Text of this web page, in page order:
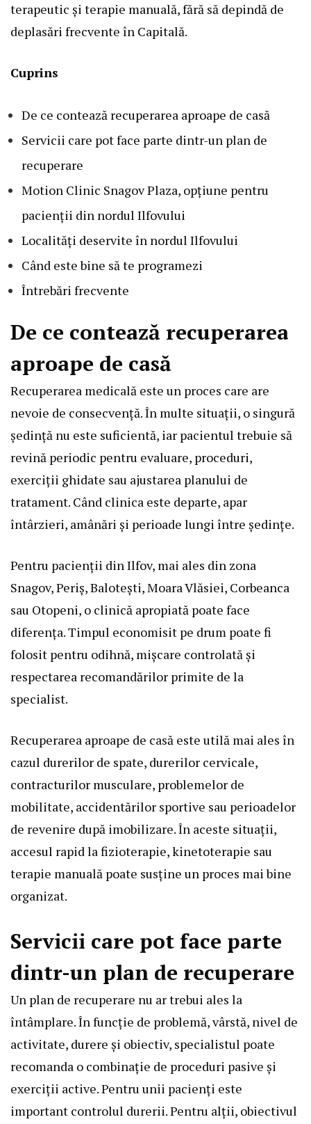
terapeutic și terapie manuală, fără să depindă de
deplasări frecvente în Capitală.
Cuprins
De ce contează recuperarea aproape de casă
Servicii care pot face parte dintr-un plan de
recuperare
Motion Clinic Snagov Plaza, opțiune pentru
pacienții din nordul Ilfovului
Localități deservite în nordul Ilfovului
Când este bine să te programezi
Întrebări frecvente
De ce contează recuperarea
aproape de casă
Recuperarea medicală este un proces care are
nevoie de consecvență. În multe situații, o singură
ședință nu este suficientă, iar pacientul trebuie să
revină periodic pentru evaluare, proceduri,
exerciții ghidate sau ajustarea planului de
tratament. Când clinica este departe, apar
întârzieri, amânări și perioade lungi între ședințe.
Pentru pacienții din Ilfov, mai ales din zona
Snagov, Periș, Balotești, Moara Vlăsiei, Corbeanca
sau Otopeni, o clinică apropiată poate face
diferența. Timpul economisit pe drum poate fi
folosit pentru odihnă, mișcare controlată și
respectarea recomandărilor primite de la
specialist.
Recuperarea aproape de casă este utilă mai ales în
cazul durerilor de spate, durerilor cervicale,
contracturilor musculare, problemelor de
mobilitate, accidentărilor sportive sau perioadelor
de revenire după imobilizare. În aceste situații,
accesul rapid la fizioterapie, kinetoterapie sau
terapie manuală poate susține un proces mai bine
organizat.
Servicii care pot face parte
dintr-un plan de recuperare
Un plan de recuperare nu ar trebui ales la
întâmplare. În funcție de problemă, vârstă, nivel de
activitate, durere și obiectiv, specialistul poate
recomanda o combinație de proceduri pasive și
exerciții active. Pentru unii pacienți este
important controlul durerii. Pentru alții, obiectivul